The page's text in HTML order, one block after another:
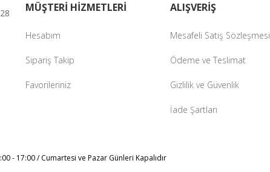
MÜŞTERİ HİZMETLERİ
Hesabım
Sipariş Takip
Favorileriniz
ALIŞVERİŞ
Mesafeli Satış Sözleşmesi
Ödeme ve Teslimat
Gizlilik ve Güvenlik
İade Şartları
- 17:00 / Cumartesi ve Pazar Günleri Kapalıdır